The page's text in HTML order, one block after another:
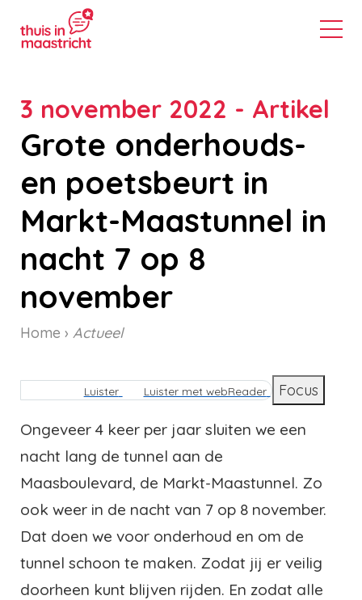
3 november 2022 - Artikel
Grote onderhouds-
en poetsbeurt in
Markt-Maastunnel in
nacht 7 op 8
november
Kruimelpad
Home Actueel
Luister Luister met webReader Focus
Ongeveer 4 keer per jaar sluiten we een
nacht lang de tunnel aan de
Maasboulevard, de Markt-Maastunnel. Zo
ook weer in de nacht van 7 op 8 november.
Dat doen we voor onderhoud en om de
tunnel schoon te maken. Zodat jij er veilig
doorheen kunt blijven rijden. En zodat alle